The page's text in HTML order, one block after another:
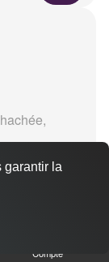
Compte
garantir la